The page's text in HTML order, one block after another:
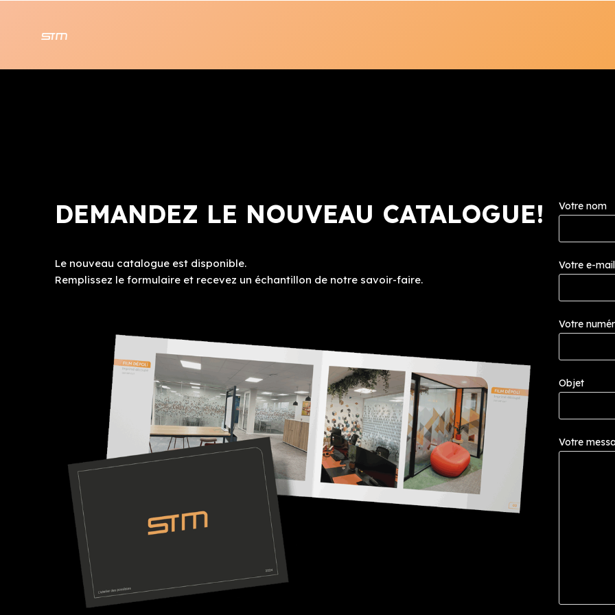
DEMANDEZ LE NOUVEAU CATALOGUE!
Le nouveau catalogue est disponible.
Remplissez le formulaire et recevez un échantillon de notre savoir-faire.
Votre nom
Votre e-mail
Votre
Objet
Votre